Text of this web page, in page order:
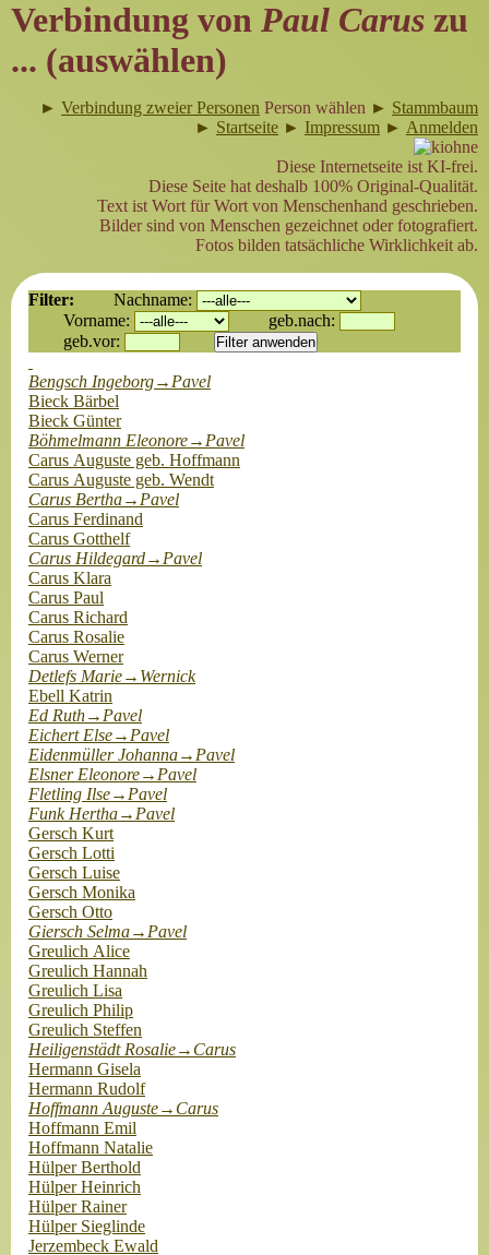
Verbindung von Paul Carus zu
... (auswählen)
► Verbindung zweier Personen Person wählen ► Stammbaum
► Startseite ► Impressum ► Anmelden
Diese Internetseite ist KI-frei.
Diese Seite hat deshalb 100% Original-Qualität.
Text ist Wort für Wort von Menschenhand geschrieben.
Bilder sind von Menschen gezeichnet oder fotografiert.
Fotos bilden tatsächliche Wirklichkeit ab.
Filter:
Nachname:
Vorname:
geb.nach:
geb.vor:
Bengsch Ingeborg→Pavel
Bieck Bärbel
Bieck Günter
Böhmelmann Eleonore→Pavel
Carus Auguste geb. Hoffmann
Carus Auguste geb. Wendt
Carus Bertha→Pavel
Carus Ferdinand
Carus Gotthelf
Carus Hildegard→Pavel
Carus Klara
Carus Paul
Carus Richard
Carus Rosalie
Carus Werner
Detlefs Marie→Wernick
Ebell Katrin
Ed Ruth→Pavel
Eichert Else→Pavel
Eidenmüller Johanna→Pavel
Elsner Eleonore→Pavel
Fletling Ilse→Pavel
Funk Hertha→Pavel
Gersch Kurt
Gersch Lotti
Gersch Luise
Gersch Monika
Gersch Otto
Giersch Selma→Pavel
Greulich Alice
Greulich Hannah
Greulich Lisa
Greulich Philip
Greulich Steffen
Heiligenstädt Rosalie→Carus
Hermann Gisela
Hermann Rudolf
Hoffmann Auguste→Carus
Hoffmann Emil
Hoffmann Natalie
Hülper Berthold
Hülper Heinrich
Hülper Rainer
Hülper Sieglinde
Jerzembeck Ewald